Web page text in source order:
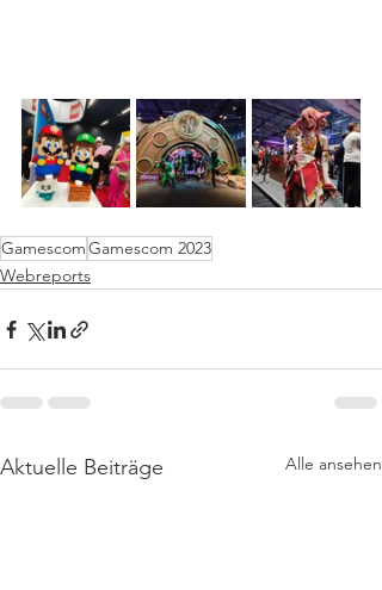
GamescomGamescom 2023
Webreports
Aktuelle Beiträge Alle ansehen